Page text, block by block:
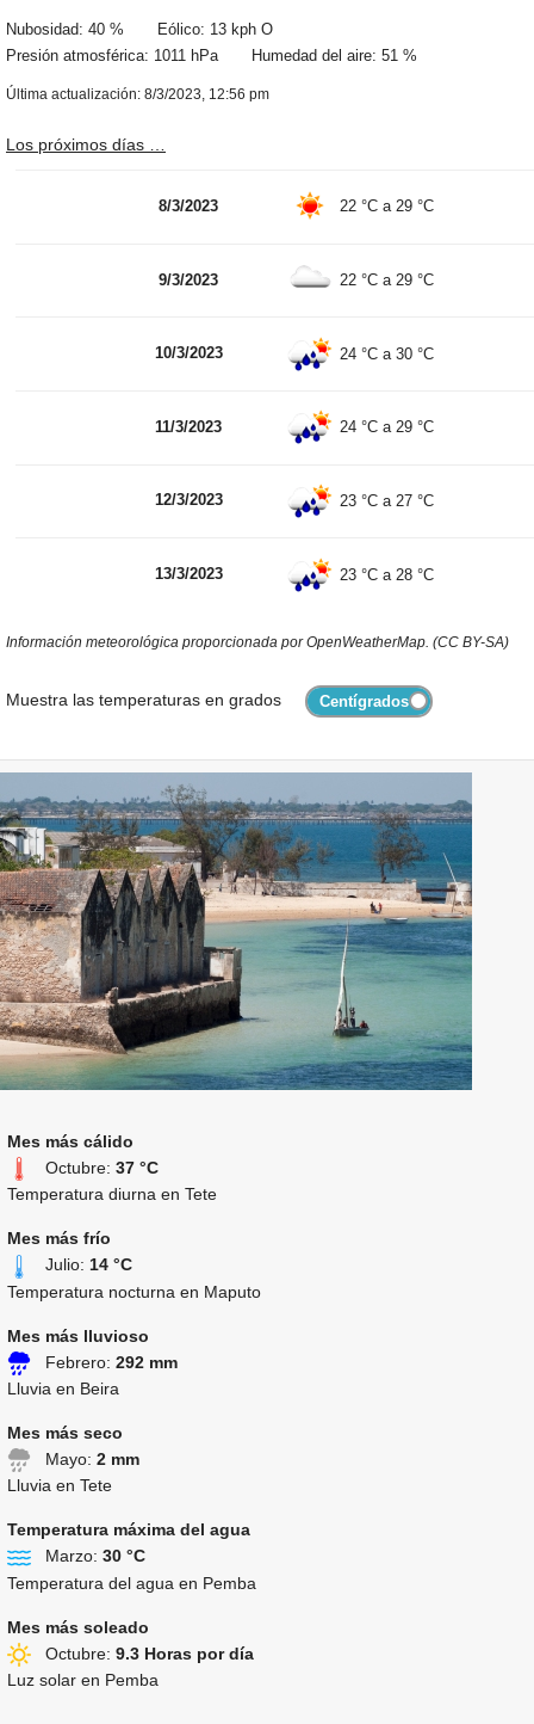
Nubosidad: 40 % Eólico: 13 kph O
Presión atmosférica: 1011 hPa Humedad del aire: 51 %
Última actualización: 8/3/2023, 12:56 pm
Los próximos días …
8/3/2023 22 °C a 29 °C
9/3/2023 22 °C a 29 °C
10/3/2023 24 °C a30 °C
11/3/2023 24 °C a 29 °C
12/3/2023 23 °C a 27 °C
13/3/2023 23 °C a 28 °C
Información meteorológica proporcionada por OpenWeatherMap. (CC BY-SA)
Muestra las temperaturas en grados
Mes más cálido
Octubre: 37 °C
Temperatura diurna en Tete
Mes más frío
Julio: 14 °C
Temperatura nocturna en Maputo
Mes más lluvioso
Febrero: 292 mm
Lluvia en Beira
Mes más seco
Mayo: 2 mm
Lluvia en Tete
Temperatura máxima del agua
Marzo: 30 °C
Temperatura del agua en Pemba
Mes más soleado
Octubre: 9.3 Horas por día
Luz solar en Pemba